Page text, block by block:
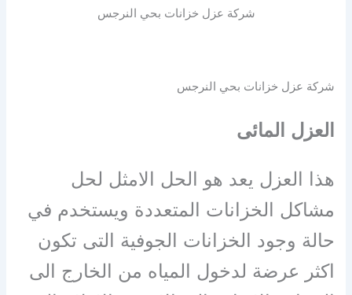
شركة عزل خزانات بحي النرجس
شركة عزل خزانات بحي النرجس
العزل المائى
هذا العزل يعد هو الحل الامثل لحل
مشاكل الخزانات المتعددة ويستخدم في
حالة وجود الخزانات الجوفية التى تكون
اكثر عرضة لدخول المياه من الخارج الى